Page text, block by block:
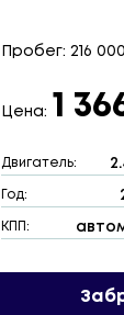
Пробег: 216
Цена: 1
Двигатель:
Год:
КПП: